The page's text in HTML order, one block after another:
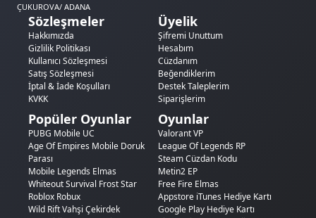
ÇUKUROVA/ ADANA
Sözleşmeler
Hakkımızda
Gizlilik Politikası
Kullanıcı Sözleşmesi
Satış Sözleşmesi
İptal & İade Koşulları
KVKK
Üyelik
Şifremi Unuttum
Hesabım
Cüzdanım
Beğendiklerim
Destek Taleplerim
Siparişlerim
Popüler Oyunlar
PUBG Mobile UC
Age Of Empires Mobile Doruk
Parası
Mobile Legends Elmas
Whiteout Survival Frost Star
Roblox Robux
Wild Rift Vahşi Çekirdek
Oyunlar
Valorant VP
League Of Legends RP
Steam Cüzdan Kodu
Metin2 EP
Free Fire Elmas
Appstore iTunes Hediye Kartı
Google Play Hediye Kartı